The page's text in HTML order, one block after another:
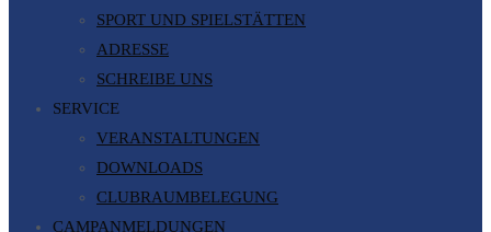
SPORT UND SPIELSTÄTTEN
ADRESSE
SCHREIBE UNS
SERVICE
VERANSTALTUNGEN
DOWNLOADS
CLUBRAUMBELEGUNG
CAMPANMELDUNGEN